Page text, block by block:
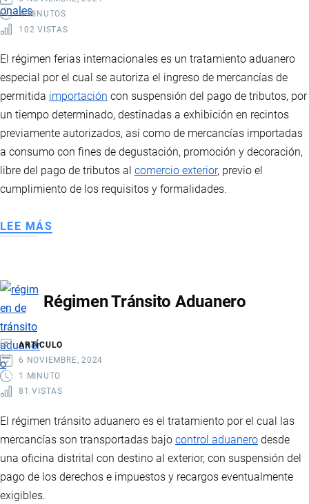
4 MINUTOS
102 VISTAS
El régimen ferias internacionales es un tratamiento aduanero
especial por el cual se autoriza el ingreso de mercancías de
permitida importación con suspensión del pago de tributos, por
un tiempo determinado, destinadas a exhibición en recintos
previamente autorizados, así como de mercancías importadas
a consumo con fines de degustación, promoción y decoración,
libre del pago de tributos al comercio exterior, previo el
cumplimiento de los requisitos y formalidades.
LEE MÁS
INTERNACIONALES
Régimen Tránsito Aduanero
ARTÍCULO
6 NOVIEMBRE, 2024
1 MINUTO
81 VISTAS
El régimen tránsito aduanero es el tratamiento por el cual las
mercancías son transportadas bajo control aduanero desde
una oficina distrital con destino al exterior, con suspensión del
pago de los derechos e impuestos y recargos eventualmente
exigibles.